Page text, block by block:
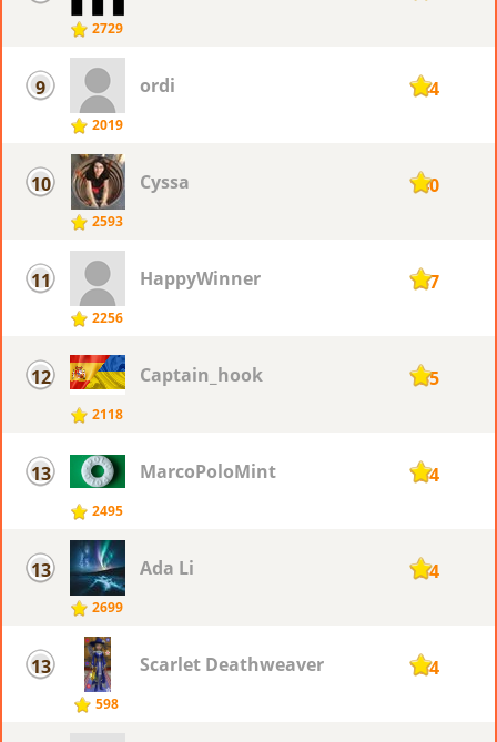
2729
9
2019
ordi 144
10
2593
Cyssa 140
11
2256
HappyWinner 137
12
2118
Captain_hook 135
13
2495
MarcoPoloMint 134
13
2699
Ada Li 134
13
598
Scarlet Deathweaver 134